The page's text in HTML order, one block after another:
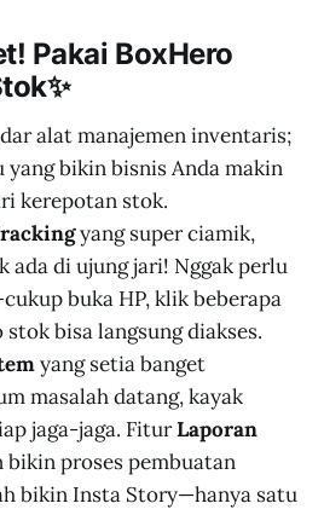
Pakai BoxHero
alat manajemen inventaris;
yang bikin bisnis Anda makin
kerepotan stok.
yang super ciamik,
ada di ujung jari! Nggak perlu
buka HP, klik beberapa
bisa langsung diakses.
yang setia banget
masalah datang, kayak
jaga-jaga. FiturLaporan
proses pembuatan
bikin Insta Story—hanya satu